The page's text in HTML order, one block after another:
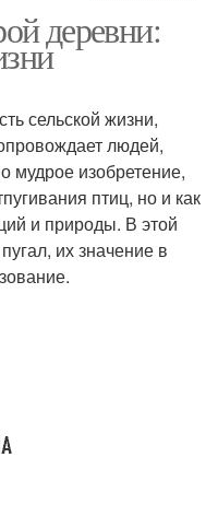
деревни:
сельской жизни,
людей,
мудрое изобретение,
птиц, но и как
и природы. В этой
их значение в